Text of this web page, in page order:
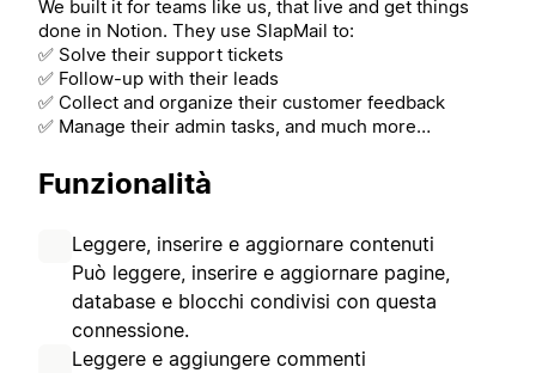
We built it for teams like us, that live and get things
done in Notion. They use SlapMail to:
✅ Solve their support tickets
✅ Follow-up with their leads
✅ Collect and organize their customer feedback
✅ Manage their admin tasks, and much more…
Funzionalità
Leggere, inserire e aggiornare contenuti
Può leggere, inserire e aggiornare pagine,
database e blocchi condivisi con questa
connessione.
Leggere e aggiungere commenti